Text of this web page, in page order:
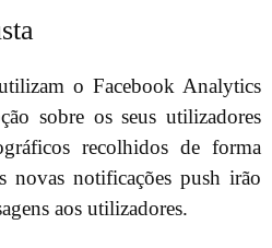
o Facebook Analytics
sobre os seus utilizadores
recolhidos de forma
novas notificações push irão
aos utilizadores.